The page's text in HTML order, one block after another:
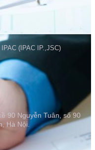
(IPAC IP.,JSC)
90 Nguyễn Tuân, số 90
Hà Nội.